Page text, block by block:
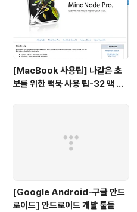
[MacBook 사용팁] 나같은 초
보를 위한 맥북 사용 팁-32 맥 사
[Google Android-구글 안드
로이드] 안드로이드 개발 툴들